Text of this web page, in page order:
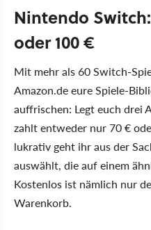
Nintendo
oder 100 €
Mit mehr als 60 Switch-
Amazon.de eure Spiele-
auffrischen: Legt euch drei
zahlt entweder nur 70 €
lukrativ geht ihr aus der
auswählt, die auf einem
Kostenlos ist nämlich nur
Warenkorb.